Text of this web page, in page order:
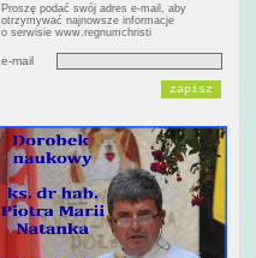
Proszę podać swój adres e-mail, aby
otrzymywać najnowsze informacje
o serwisie www.regnumchristi
e-mail